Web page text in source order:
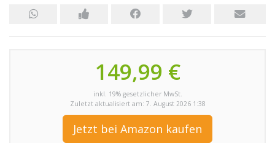
149,99 €
inkl. 19% gesetzlicher MwSt.
Zuletzt aktualisiert am: 7. August 2026 1:38
Jetzt bei Amazon kaufen